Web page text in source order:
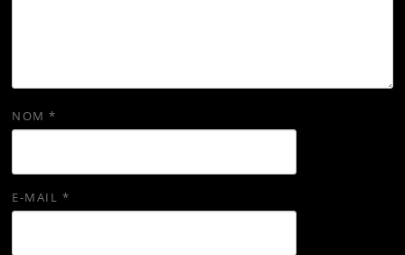
NOM*
E-MAIL *